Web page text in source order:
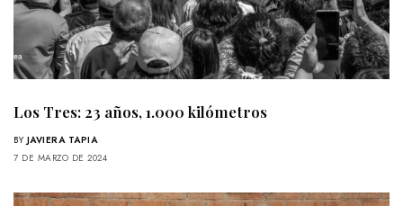
Los Tres: 23 años, 1.000 kilómetros
BY JAVIERA TAPIA
7 DE MARZO DE 2024